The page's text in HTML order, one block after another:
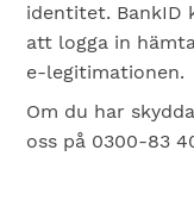
identitet. BankID
att logga in
e-legitimationen.
Om du har
oss på 0300-83